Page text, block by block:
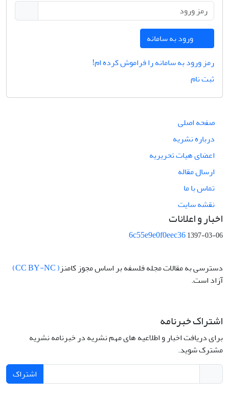
ورود به سامانه
رمز ورود به سامانه را فراموش کرده ام!
ثبت نام
صفحه اصلی
درباره نشریه
اعضای هیات تحریریه
ارسال مقاله
تماس با ما
نقشه سایت
اخبار و اعلانات
6c55e9e0f0eec361397-03-06
دسترسی به مقالات مجله فلسفه بر اساس مجوز کامنز( CC BY-NC)
آزاد است.
اشتراک خبرنامه
برای دریافت اخبار و اطلاعیه های مهم نشریه در خبرنامه نشریه
مشترک شوید.
اشتراک